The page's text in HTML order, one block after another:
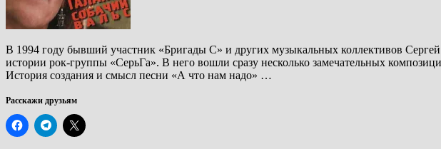
В 1994 году бывший участник «Бригады С» и других музыкальных коллективов
истории рок-группы «СерьГа». В него вошли сразу несколько замечательных
История создания и смысл песни «А что нам надо» …
Расскажи друзьям